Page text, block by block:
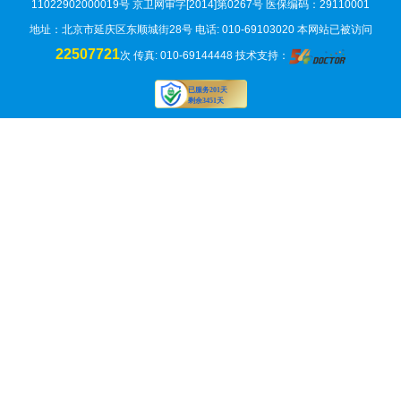
11022902000019号 京卫网审字[2014]第0267号 医保编码：29110001
地址：北京市延庆区东顺城街28号 电话: 010-69103020 本网站已被访问
22507721次 传真: 010-69144448 技术支持：